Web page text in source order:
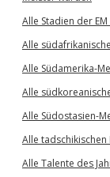
Alle Stadien der
Alle
Alle Südamerika-
Alle
Alle Südostasien-
Alle tadschikischen
Alle Talente des